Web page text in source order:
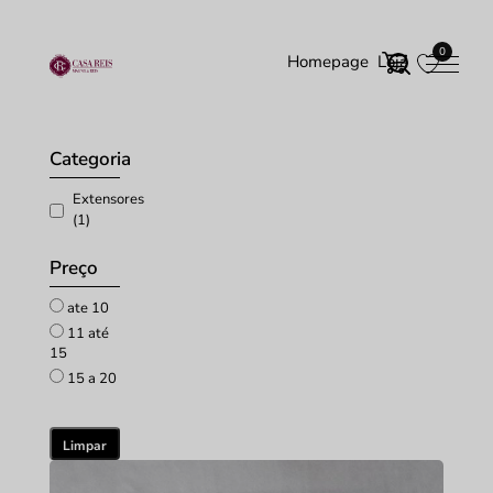
Homepage Loja 0
Categoria
Extensores
(1)
Preço
ate 10
11 até
15
15 a 20
Limpar